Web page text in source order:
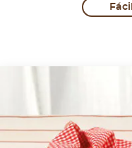
Fácil